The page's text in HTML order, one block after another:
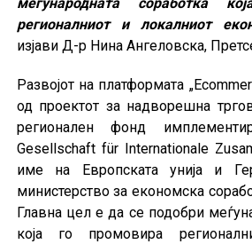
регионалниот и локалниот
изјави Д-р Нина Ангеловска,
Развојот на платформата
од проектот за надворешна
регионален фонд
Gesellschaft für Internationale
име на Европската унија и
министерство за економска
Главна цел е да се подобри
која го промовира